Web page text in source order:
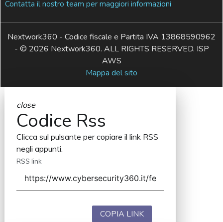
Contatta il nostro team per maggiori informazioni
Nextwork360 - Codice fiscale e Partita IVA 13868590962
- © 2026 Nextwork360. ALL RIGHTS RESERVED. ISP
AWS
Mappa del sito
close
Codice Rss
Clicca sul pulsante per copiare il link RSS
negli appunti.
RSS link
COPIA LINK